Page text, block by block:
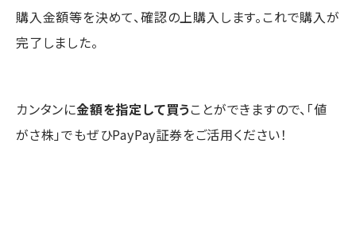
購入金額等を決めて、確認の上購入します。これで購入が
完了しました。
カンタンに金額を指定して買うことができますので、「値
がさ株」でもぜひPayPay証券をご活用ください！